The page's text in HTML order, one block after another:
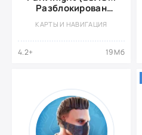
Разблокирован
КАРТЫ И НАВИГАЦИЯ
4.2+ 19 Мб